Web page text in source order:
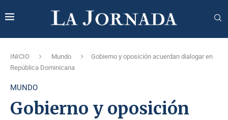
INICIO Mundo
Gobierno y oposición acuerdan dialogar en
República Dominicana
MUNDO
Gobierno y oposición